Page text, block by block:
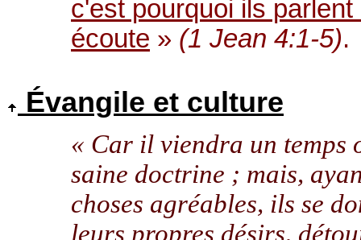
c'est pourquoi ils
écoute » (1 Jean 4:1-5).
Évangile et culture
« Car il viendra un temps
saine doctrine ; mais,
choses agréables, ils se
leurs propres désirs,